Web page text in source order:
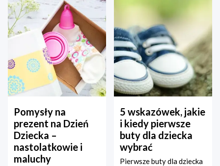
Pomysły na
prezent na Dzień
Dziecka –
nastolatkowie i
maluchy
5 wskazówek, jakie
i kiedy pierwsze
buty dla dziecka
wybrać
Pierwsze buty dla dziecka